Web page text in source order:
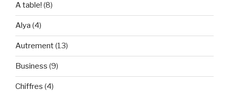
A table! (8)
Alya (4)
Autrement(13)
Business (9)
Chiffres (4)